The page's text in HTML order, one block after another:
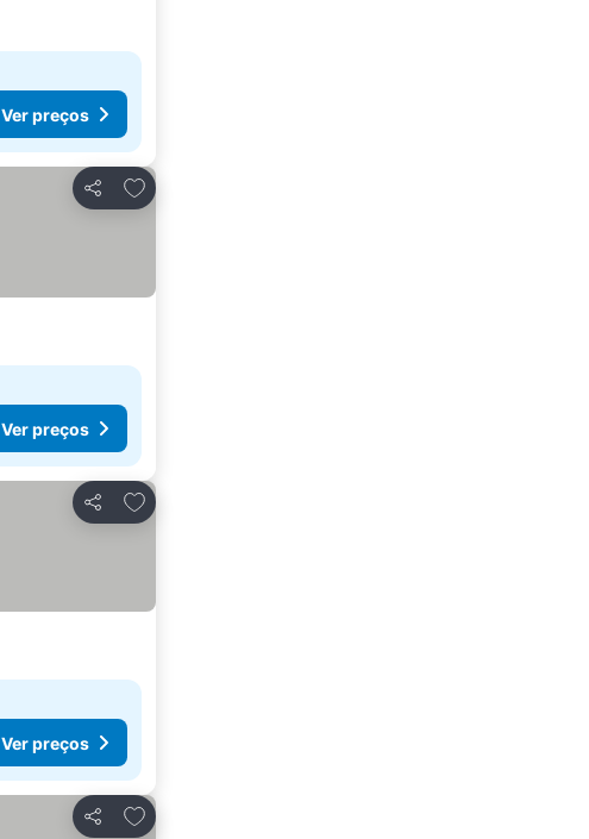
Ver preços
Partilhar
Adicionar aos favoritos
Ver preços
Partilhar
Adicionar aos favoritos
Ver preços
Partilhar
Adicionar aos favoritos